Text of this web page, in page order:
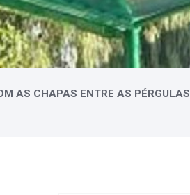
AS CHAPAS ENTRE AS PÉRGULAS